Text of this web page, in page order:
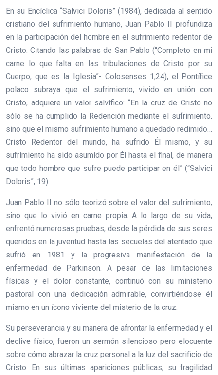
En su Encíclica “Salvici Doloris” (1984), dedicada al sentido
cristiano del sufrimiento humano, Juan Pablo II profundiza
en la participación del hombre en el sufrimiento redentor de
Cristo. Citando las palabras de San Pablo (“Completo en mi
carne lo que falta en las tribulaciones de Cristo por su
Cuerpo, que es la Iglesia”- Colosenses 1,24), el Pontífice
polaco subraya que el sufrimiento, vivido en unión con
Cristo, adquiere un valor salvífico: “En la cruz de Cristo no
sólo se ha cumplido la Redención mediante el sufrimiento,
sino que el mismo sufrimiento humano a quedado redimido…
Cristo Redentor del mundo, ha sufrido Él mismo, y su
sufrimiento ha sido asumido por Él hasta el final, de manera
que todo hombre que sufre puede participar en él” (“Salvici
Doloris”, 19).
Juan Pablo II no sólo teorizó sobre el valor del sufrimiento,
sino que lo vivió en carne propia. A lo largo de su vida,
enfrentó numerosas pruebas, desde la pérdida de sus seres
queridos en la juventud hasta las secuelas del atentado que
sufrió en 1981 y la progresiva manifestación de la
enfermedad de Parkinson. A pesar de las limitaciones
físicas y el dolor constante, continuó con su ministerio
pastoral con una dedicación admirable, convirtiéndose él
mismo en un ícono viviente del misterio de la cruz.
Su perseverancia y su manera de afrontar la enfermedad y el
declive físico, fueron un sermón silencioso pero elocuente
sobre cómo abrazar la cruz personal a la luz del sacrificio de
Cristo. En sus últimas apariciones públicas, su fragilidad